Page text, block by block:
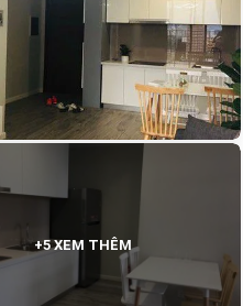
+5 XEM THÊM